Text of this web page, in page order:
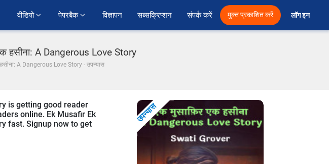
वीडियो पेपरबैक विज्ञापन सब्सक्रिप्शन संपर्क करें मुक्त प्रकाशित करें लॉग इन
हसीना: A Dangerous Love Story
A Dangerous Love Story - उपन्यास
is getting good reader
online. Ek Musafir Ek
fast. Signup now to get
उपन्यास